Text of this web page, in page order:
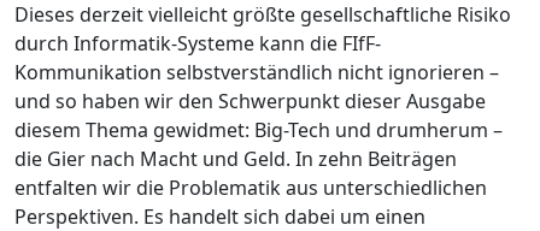
Dieses derzeit vielleicht größte gesellschaftliche Risiko
durch Informatik-Systeme kann die FIfF-
Kommunikation selbstverständlich nicht ignorieren –
und so haben wir den Schwerpunkt dieser Ausgabe
diesem Thema gewidmet: Big-Tech und drumherum –
die Gier nach Macht und Geld. In zehn Beiträgen
entfalten wir die Problematik aus unterschiedlichen
Perspektiven. Es handelt sich dabei um einen